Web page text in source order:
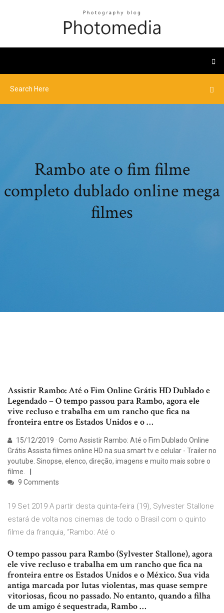
Rambo ate o fim filme
completo dublado online mega
filmes
Assistir Rambo: Até o Fim Online Grátis HD Dublado e
Legendado – O tempo passou para Rambo, agora ele
vive recluso e trabalha em um rancho que fica na
fronteira entre os Estados Unidos e o …
15/12/2019 · Como Assistir Rambo: Até o Fim Dublado Online
Grátis Assista filmes online HD na sua smart tv e celular - Trailer no
youtube. Sinopse, elenco, direção, imagens e muito mais sobre o
filme.
9 Comments
19 Set 2019 A partir desta quinta-feira (19), Sylvester Stallone
estará de volta nos cinemas de todo o Brasil com o quinto
filme da franquia, “Rambo: Até o
O tempo passou para Rambo (Sylvester Stallone), agora
ele vive recluso e trabalha em um rancho que fica na
fronteira entre os Estados Unidos e o México. Sua vida
antiga marcada por lutas violentas, mas quase sempre
vitoriosas, ficou no passado. No entanto, quando a filha
de um amigo é sequestrada, Rambo …